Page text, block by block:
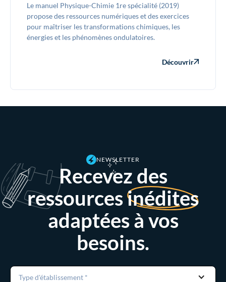
Le manuel Physique-Chimie 1re spécialité (2019)
propose des ressources numériques et des exercices
pour maîtriser les transformations chimiques, les
énergies et les phénomènes ondulatoires.
Découvrir
NEWSLETTER
Recevez des
ressourcesinédites
adaptées à vos
besoins.
Type d'établissement *